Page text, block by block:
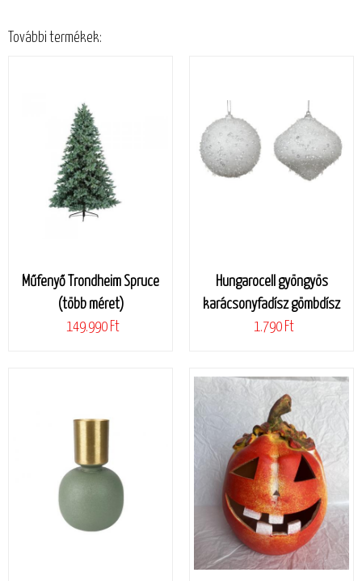
További termékek:
Műfenyő Trondheim Spruce
(több méret)
149.990 Ft
Hungarocell gyöngyös
karácsonyfadísz gömbdísz
1.790 Ft